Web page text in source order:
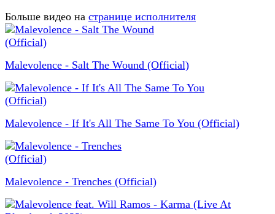
Больше видео на странице исполнителя
Malevolence - Salt The Wound (Official)
Malevolence - If It's All The Same To You (Official)
Malevolence - Trenches (Official)